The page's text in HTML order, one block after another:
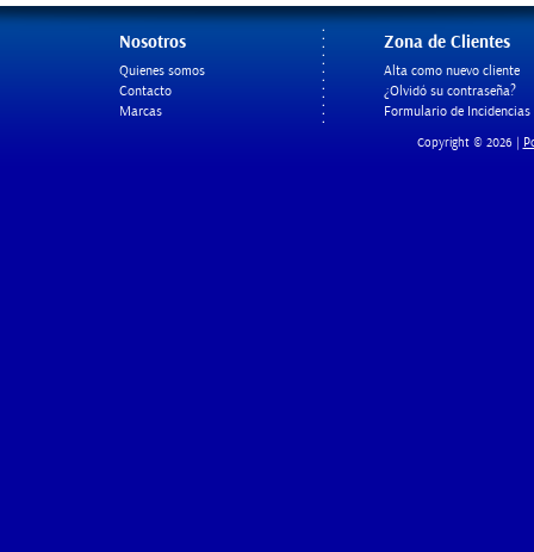
Nosotros
Quienes somos
Contacto
Marcas
Zona de Clientes
Alta como nuevo cliente
¿Olvidó su contraseña?
Formulario de Incidencias
Copyright © 2026 |